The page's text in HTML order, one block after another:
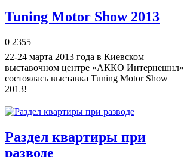
Tuning Motor Show 2013
0 2355
22-24 марта 2013 года в Киевском
выставочном центре «АККО Интернешнл»
состоялась выставка Tuning Motor Show
2013!
Раздел квартиры при
разводе